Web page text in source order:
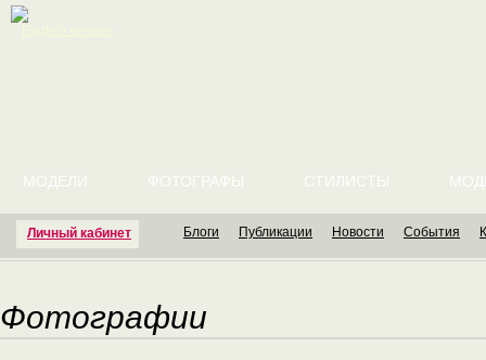
Личный кабинет
МОДЕЛИ ФОТОГРАФЫ СТИЛИСТЫ
Блоги Публикации Новости События
Фотографии